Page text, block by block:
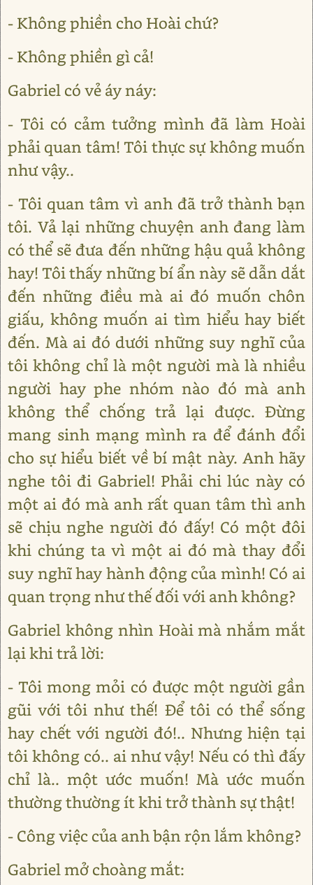
- Không phiền cho Hoài chứ?
- Không phiền gì cả!
Gabriel có vẻ áy náy:
- Tôi có cảm tưởng mình đã làm Hoài
phải quan tâm! Tôi thực sự không muốn
như vậy..
- Tôi quan tâm vì anh đã trở thành bạn
tôi. Vả lại những chuyện anh đang làm
có thể sẽ đưa đến những hậu quả không
hay! Tôi thấy những bí ẩn này sẽ dẫn dắt
đến những điều mà ai đó muốn chôn
giấu, không muốn ai tìm hiểu hay biết
đến. Mà ai đó dưới những suy nghĩ của
tôi không chỉ là một người mà là nhiều
người hay phe nhóm nào đó mà anh
không thể chống trả lại được. Đừng
mang sinh mạng mình ra để đánh đổi
cho sự hiểu biết về bí mật này. Anh hãy
nghe tôi đi Gabriel! Phải chi lúc này có
một ai đó mà anh rất quan tâm thì anh
sẽ chịu nghe người đó đấy! Có một đôi
khi chúng ta vì một ai đó mà thay đổi
suy nghĩ hay hành động của mình! Có ai
quan trọng như thế đối với anh không?
Gabriel không nhìn Hoài mà nhắm mắt
lại khi trả lời:
- Tôi mong mỏi có được một người gần
gũi với tôi như thế! Để tôi có thể sống
hay chết với người đó!.. Nhưng hiện tại
tôi không có.. ai như vậy! Nếu có thì đấy
chỉ là.. một ước muốn! Mà ước muốn
thường thường ít khi trở thành sự thật!
- Công việc của anh bận rộn lắm không?
Gabriel mở choàng mắt: